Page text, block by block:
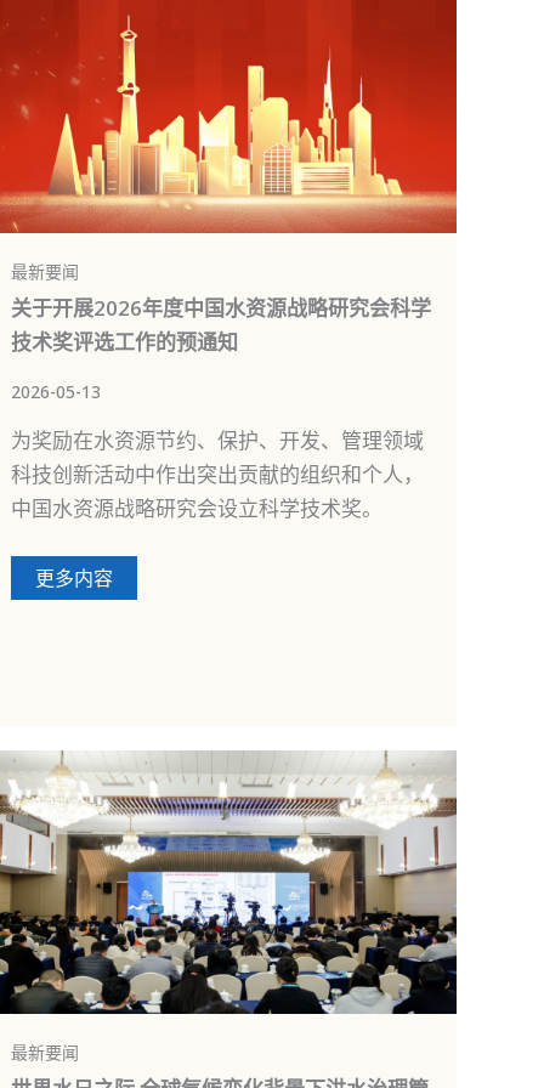
最新要闻
关于开展2026年度中国水资源战略研究会科学
技术奖评选工作的预通知
2026-05-13
为奖励在水资源节约、保护、开发、管理领域
科技创新活动中作出突出贡献的组织和个人，
中国水资源战略研究会设立科学技术奖。
更多内容
最新要闻